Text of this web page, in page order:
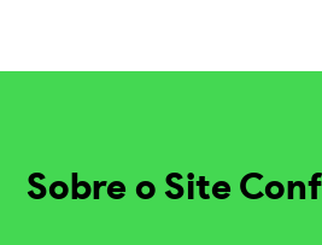
Sobre o Site